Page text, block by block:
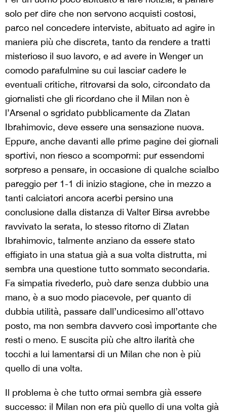
solo per dire che non servono acquisti costosi,
parco nel concedere interviste, abituato ad agire in
maniera più che discreta, tanto da rendere a tratti
misterioso il suo lavoro, e ad avere in Wenger un
comodo parafulmine su cui lasciar cadere le
eventuali critiche, ritrovarsi da solo, circondato da
giornalisti che gli ricordano che il Milan non è
l’Arsenal o sgridato pubblicamente da Zlatan
Ibrahimovic, deve essere una sensazione nuova.
Eppure, anche davanti alle prime pagine dei giornali
sportivi, non riesco a scompormi: pur essendomi
sorpreso a pensare, in occasione di qualche scialbo
pareggio per 1-1 di inizio stagione, che in mezzo a
tanti calciatori ancora acerbi persino una
conclusione dalla distanza di Valter Birsa avrebbe
ravvivato la serata, lo stesso ritorno di Zlatan
Ibrahimovic, talmente anziano da essere stato
effigiato in una statua già a sua volta distrutta, mi
sembra una questione tutto sommato secondaria.
Fa simpatia rivederlo, può dare senza dubbio una
mano, è a suo modo piacevole, per quanto di
dubbia utilità, passare dall’undicesimo all’ottavo
posto, ma non sembra davvero così importante che
resti o meno. E suscita più che altro ilarità che
tocchi a lui lamentarsi di un Milan che non è più
quello di una volta.
Il problema è che tutto ormai sembra già essere
successo: il Milan non era più quello di una volta già